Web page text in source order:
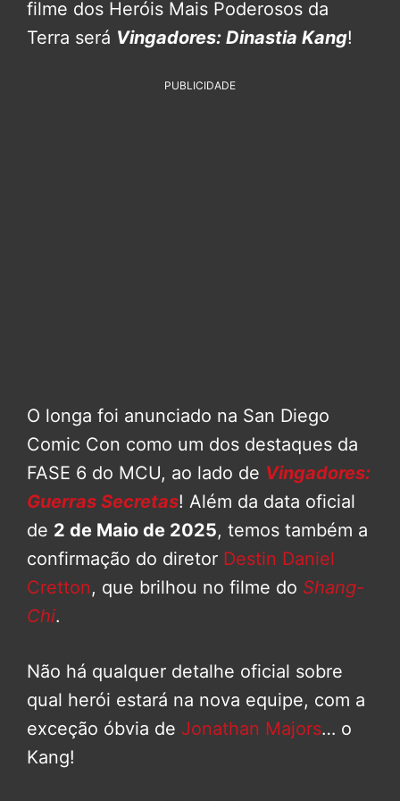
filme dos Heróis Mais Poderosos da
Terra será Vingadores: Dinastia Kang!
PUBLICIDADE
O longa foi anunciado na San Diego
Comic Con como um dos destaques da
FASE 6 do MCU, ao lado de Vingadores:
Guerras Secretas! Além da data oficial
de 2 de Maio de 2025, temos também a
confirmação do diretor Destin Daniel
Cretton, que brilhou no filme do Shang-
Chi.
Não há qualquer detalhe oficial sobre
qual herói estará na nova equipe, com a
exceção óbvia de Jonathan Majors… o
Kang!